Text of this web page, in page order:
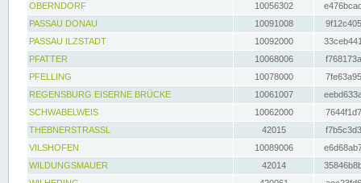
OBERNDORF
10056302
PASSAU DONAU
10091008
PASSAU ILZSTADT
10092000
PFATTER
10068006
PFELLING
10078000
REGENSBURG EISERNE BRÜCKE
10061007
SCHWABELWEIS
10062000
THEBNERSTRASSL
42015
VILSHOFEN
10089006
WILDUNGSMAUER
42014